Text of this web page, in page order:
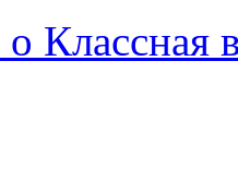
о Классная